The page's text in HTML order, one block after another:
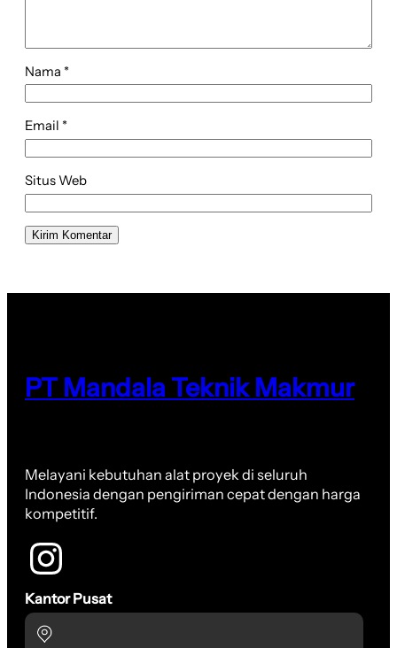
Nama *
Email *
Situs Web
PT Mandala Teknik Makmur
Melayani kebutuhan alat proyek di seluruh
Indonesia dengan pengiriman cepat dengan harga
kompetitif.
Kantor Pusat